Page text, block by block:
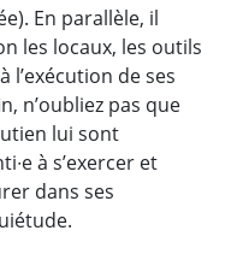
En parallèle, il
les locaux, les outils
l’exécution de ses
n’oubliez pas que
lui sont
à s’exercer et
dans ses